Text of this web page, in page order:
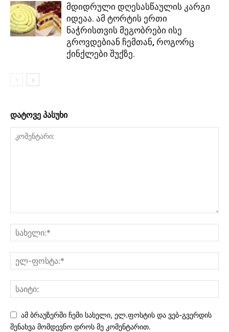
მდიდრული დღესასწაულის კარგი
იდეაა. ამ ტორტის ერთი
ნაჭრისთვის მეგობრები ისე
გროვდებიან ჩემთან, როგორც
ქინქლები შუქზე.
დატოვე პასუხი
ამ ბრაუზერში ჩემი სახელი, ელ.ფოსტის და ვებ-გვერდის
შენახვა მომდევნო დროს მე კომენტარით.